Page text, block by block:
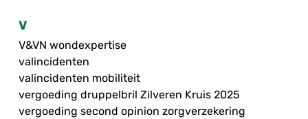
V
V&VN wondexpertise
valincidenten
valincidenten mobiliteit
vergoeding druppelbril Zilveren Kruis 2025
vergoeding second opinion zorgverzekering